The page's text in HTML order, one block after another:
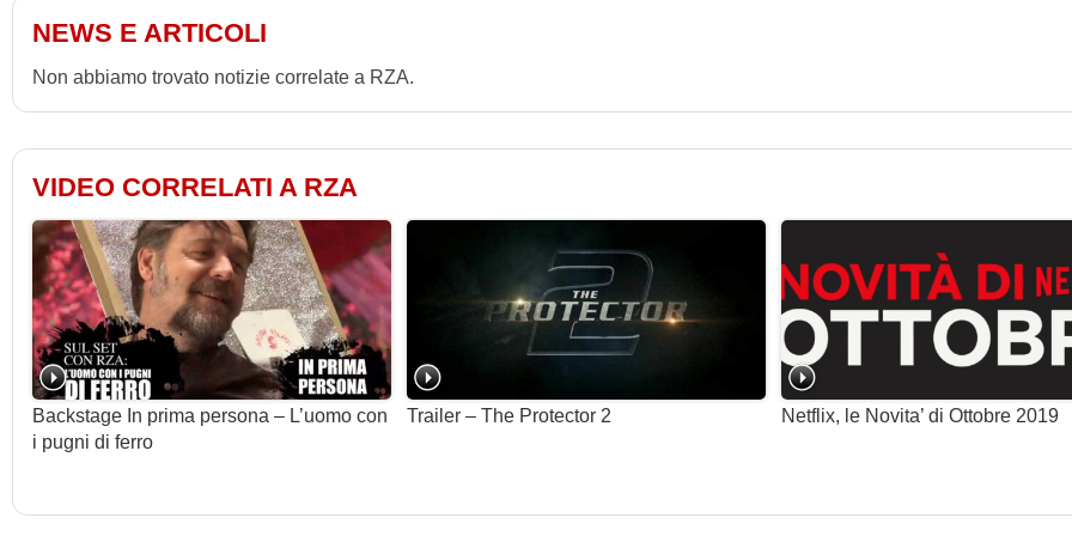
NEWS E ARTICOLI
Non abbiamo trovato notizie correlate a RZA.
VIDEO CORRELATI A RZA
Backstage In prima persona – L’uomo con
i pugni di ferro
Trailer – The Protector 2 Netflix, le Novita’ di Ottobre 2019